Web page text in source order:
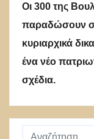
Οι 300 της
παραδώσουν
κυριαρχικά
ένα νέο
σχέδια.